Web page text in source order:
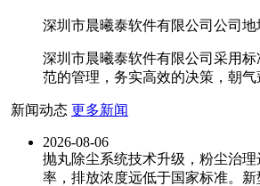
深圳市晨曦泰软件有限公司公司地
深圳市晨曦泰软件有限公司采用
范的管理，务实高效的决策，朝
新闻动态 更多新闻
2026-08-06
抛丸除尘系统技术升级，粉尘治
率，排放浓度远低于国家标准。